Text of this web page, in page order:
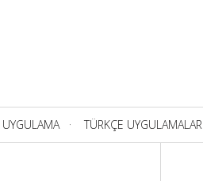
UYGULAMA TÜRKÇE UYGULAMALAR